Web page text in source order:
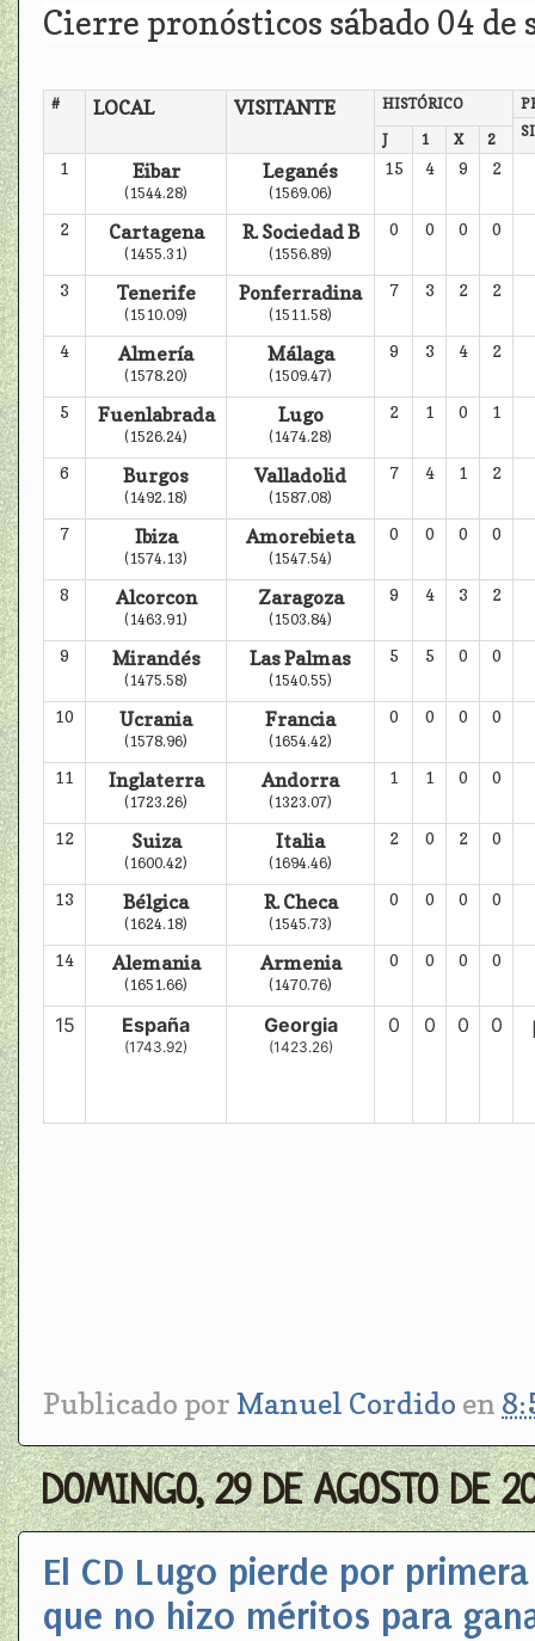
Cierre pronósticos sábado 04
# LOCAL VISITANTE HISTÓRICO
J 1 X 2
1 Eibar
(1544.28)
Leganés
(1569.06)
15 4 9 2
2 Cartagena
(1455.31)
R. Sociedad B
(1556.89)
0 0 0 0
3 Tenerife
(1510.09)
Ponferradina
(1511.58)
7 3 2 2
4 Almería
(1578.20)
Málaga
(1509.47)
9 3 4 2
5 Fuenlabrada
(1526.24)
Lugo
(1474.28)
2 1 0 1
6 Burgos
(1492.18)
Valladolid
(1587.08)
7 4 1 2
7 Ibiza
(1574.13)
Amorebieta
(1547.54)
0 0 0 0
8 Alcorcon
(1463.91)
Zaragoza
(1503.84)
9 4 3 2
9 Mirandés
(1475.58)
Las Palmas
(1540.55)
5 5 0 0
10 Ucrania
(1578.96)
Francia
(1654.42)
0 0 0 0
11 Inglaterra
(1723.26)
Andorra
(1323.07)
1 1 0 0
12 Suiza
(1600.42)
Italia
(1694.46)
2 0 2 0
13 Bélgica
(1624.18)
R. Checa
(1545.73)
0 0 0 0
14 Alemania
(1651.66)
Armenia
(1470.76)
0 0 0 0
15 España
(1743.92)
Georgia
(1423.26)
0 0 0 0
Publicado por Manuel Cordido en
DOMINGO, 29 DE AGOSTO DE
El CD Lugo pierde por
que no hizo méritos para